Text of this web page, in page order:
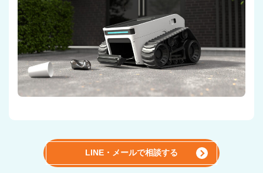
LINE・メールで相談する